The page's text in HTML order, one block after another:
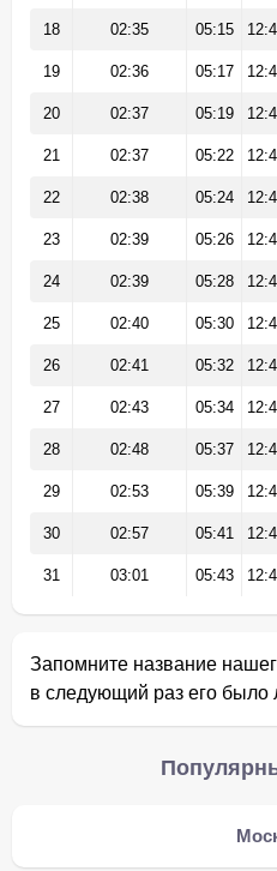
18 02:35 05:15
19 02:36 05:17
20 02:37 05:19
21 02:37 05:22
22 02:38 05:24
23 02:39 05:26
24 02:39 05:28
25 02:40 05:30
26 02:41 05:32
27 02:43 05:34
28 02:48 05:37
29 02:53 05:39
30 02:57 05:41
31 03:01 05:43
Запомните название
в следующий раз его было